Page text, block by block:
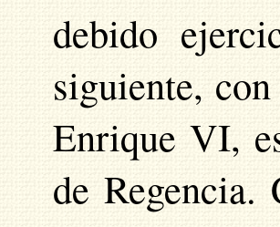
debido
siguiente,
Enrique VI,
de